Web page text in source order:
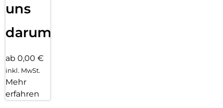
uns
darum!
ab 0,00 €
inkl. MwSt.
Mehr
erfahren